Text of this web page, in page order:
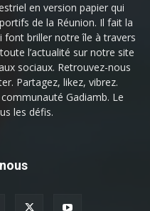
en version papier qui
de la Réunion. Il fait la
font briller notre île à travers
l’actualité sur notre site
sociaux. Retrouvez-nous
Partagez, likez, vibrez.
Gadiamb. Le
les défis.